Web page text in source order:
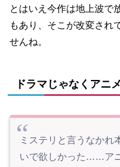
とはいえ今作は地上波で
もあり、そこが改変され
せんね。
ドラマじゃなくアニ
ミステリと言うなかれ
いで欲しかった……ア